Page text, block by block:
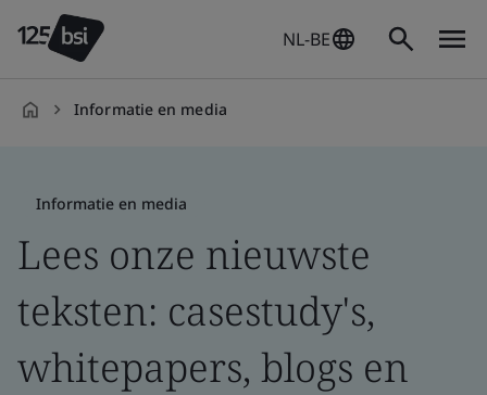
NL-BE
Informatie en media
Informatie en media
Lees onze nieuwste
teksten: casestudy's,
whitepapers, blogs en